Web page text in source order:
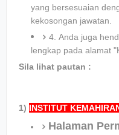
yang bersesuaian
kekosongan jawatan.
4. Anda juga
lengkap pada alamat
Sila lihat pautan :
1) INSTITUT
Halaman